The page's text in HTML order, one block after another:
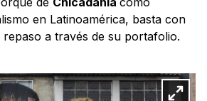
en Latinoamérica, basta con
a través de su portafolio.